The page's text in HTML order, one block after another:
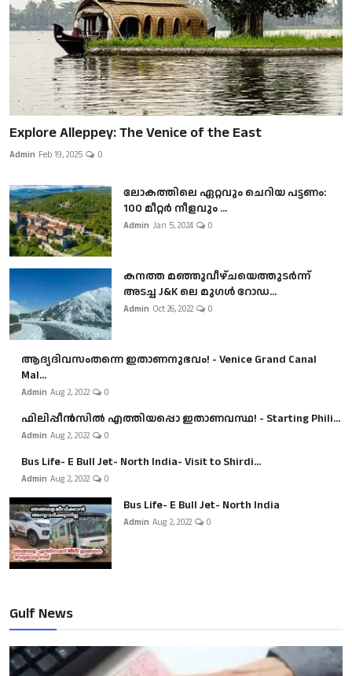
Explore Alleppey: The Venice of the East
Admin Feb 19, 2025 0
ലോകത്തിലെ ഏറ്റവും ചെറിയ പട്ടണം:
100 മീറ്റർ നീളവും ...
Admin Jan 5, 2024 0
കനത്ത മഞ്ഞുവീഴ്ചയെത്തുടർന്ന്
അടച്ച J&K ലെ മുഗൾ റോഡ...
Admin Oct 26, 2022 0
ആദ്യദിവസംതന്നെ ഇതാണനുഭവം! - Venice Grand Canal
Mal...
Admin Aug 2, 2022 0
ഫിലിപ്പീൻസിൽ എത്തിയപ്പൊ ഇതാണവസ്ഥ! - Starting Phili...
Admin Aug 2, 2022 0
Bus Life- E Bull Jet- North India- Visit to Shirdi...
Admin Aug 2, 2022 0
Bus Life- E Bull Jet- North India
Admin Aug 2, 2022 0
Gulf News